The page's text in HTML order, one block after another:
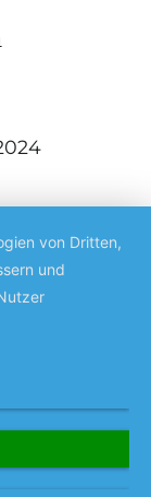
von Dritten,
und